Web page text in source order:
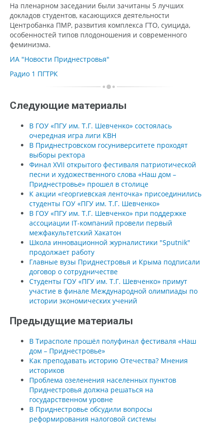
На пленарном заседании были зачитаны 5 лучших
докладов студентов, касающихся деятельности
Центробанка ПМР, развития комплекса ГТО, суицида,
особенностей типов плодоношения и современного
феминизма.
ИА "Новости Приднестровья"
Радио 1 ПГТРК
Следующие материалы
В ГОУ «ПГУ им. Т.Г. Шевченко» состоялась
очередная игра лиги КВН
В Приднестровском госуниверситете проходят
выборы ректора
Финал XVII открытого фестиваля патриотической
песни и художественного слова «Наш дом –
Приднестровье» прошел в столице
К акции «георгиевская ленточка» присоединились
студенты ГОУ «ПГУ им. Т.Г. Шевченко»
В ГОУ «ПГУ им. Т.Г. Шевченко» при поддержке
ассоциации IT-компаний провели первый
межфакультетский Хакатон
Школа инновационной журналистики "Sputnik"
продолжает работу
Главные вузы Приднестровья и Крыма подписали
договор о сотрудничестве
Студенты ГОУ «ПГУ им. Т.Г. Шевченко» примут
участие в финале Международной олимпиады по
истории экономических учений
Предыдущие материалы
В Тирасполе прошёл полуфинал фестиваля «Наш
дом – Приднестровье»
Как преподавать историю Отечества? Мнения
историков
Проблема озеленения населенных пунктов
Приднестровья должна решаться на
государственном уровне
В Приднестровье обсудили вопросы
реформирования налоговой системы